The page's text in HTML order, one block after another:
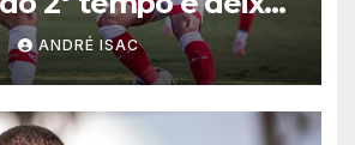
na estreia da
ANDRÉ ISAC